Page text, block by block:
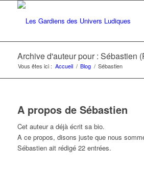
Archive d'auteur pour : Sébastien
Vous êtes ici : Accueil / Blog / Sébastien
A propos de Sébastien
Cet auteur a déjà écrit sa bio.
A ce propos, disons juste que nous
Sébastienait rédigé 22 entrées.